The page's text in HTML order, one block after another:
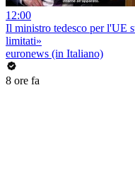
12:00
Il ministro tedesco per l'UE
limitati»
euronews (in Italiano)
8 ore fa